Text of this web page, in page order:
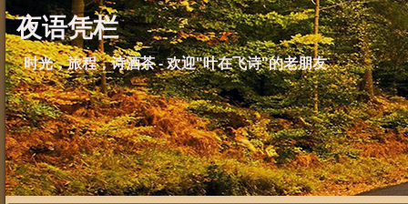
夜语凭栏
时光，旅程，诗酒茶 - 欢迎"叶在飞诗"的老朋友